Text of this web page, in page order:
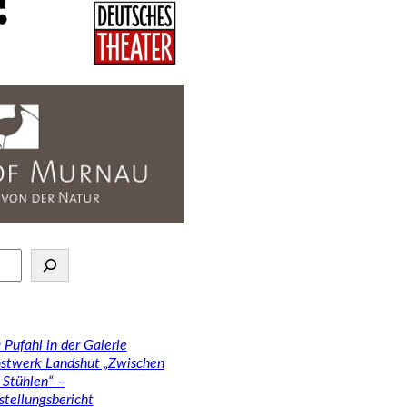
Pufahl in der Galerie
Landshut „Zwischen
–